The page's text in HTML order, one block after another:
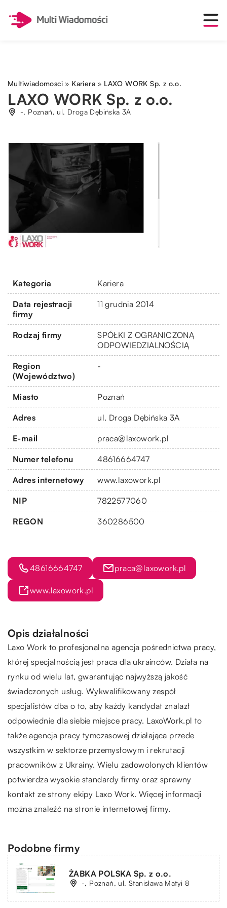
Multiwiadomosci » Kariera » LAXO WORK Sp. z o.o.
LAXO WORK Sp. z o.o.
-, Poznań, ul. Droga Dębińska 3A
Kategoria Kariera
Data rejestracji
firmy
11 grudnia 2014
Rodzaj firmy
SPÓŁKI Z OGRANICZONĄ
ODPOWIEDZIALNOŚCIĄ
Region
(Województwo)
-
Miasto Poznań
Adres ul. Droga Dębińska 3A
E-mail praca@laxowork.pl
Numer telefonu 48616664747
Adres internetowy www.laxowork.pl
NIP 7822577060
REGON 360286500
48616664747 praca@laxowork.pl
www.laxowork.pl
Opis działalności
Laxo Work to profesjonalna agencja pośrednictwa pracy,
której specjalnością jest praca dla ukrainców. Działa na
rynku od wielu lat, gwarantując najwyższą jakość
świadczonych usług. Wykwalifikowany zespół
specjalistów dba o to, aby każdy kandydat znalazł
odpowiednie dla siebie miejsce pracy. LaxoWork.pl to
także agencja pracy tymczasowej działająca przede
wszystkim w sektorze przemysłowym i rekrutacji
pracowników z Ukrainy. Wielu zadowolonych klientów
potwierdza wysokie standardy firmy oraz sprawny
kontakt ze strony ekipy Laxo Work. Więcej informacji
można znaleźć na stronie internetowej firmy.
Podobne firmy
ŻABKA POLSKA Sp. z o.o.
-, Poznań, ul. Stanisława Matyi 8